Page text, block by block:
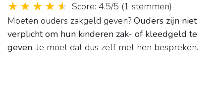
Score: 4.5/5 (1 stemmen)
Moeten ouders zakgeld geven? Ouders zijn niet
verplicht om hun kinderen zak- of kleedgeld te
geven. Je moet dat dus zelf met hen bespreken.